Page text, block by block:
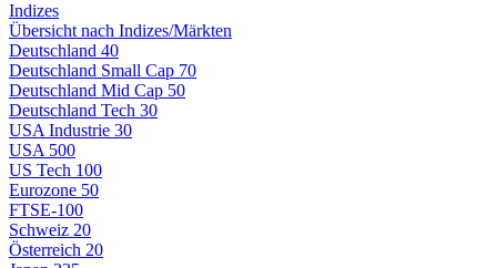
Indizes
Übersicht nach Indizes/Märkten
Deutschland 40
Deutschland Small Cap 70
Deutschland Mid Cap 50
Deutschland Tech 30
USA Industrie 30
USA 500
US Tech 100
Eurozone 50
FTSE-100
Schweiz 20
Österreich 20